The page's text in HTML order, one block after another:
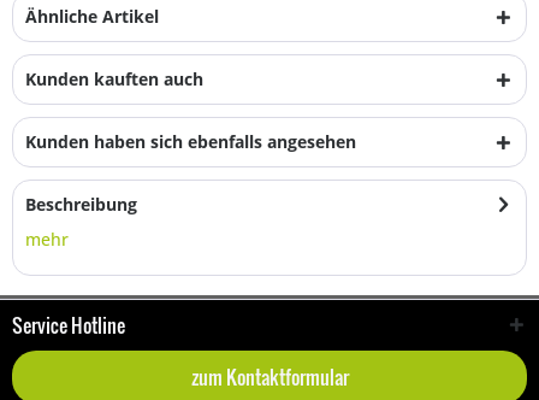
Ähnliche Artikel
Kunden kauften auch
Kunden haben sich ebenfalls angesehen
Beschreibung
mehr
Service Hotline
zum Kontaktformular